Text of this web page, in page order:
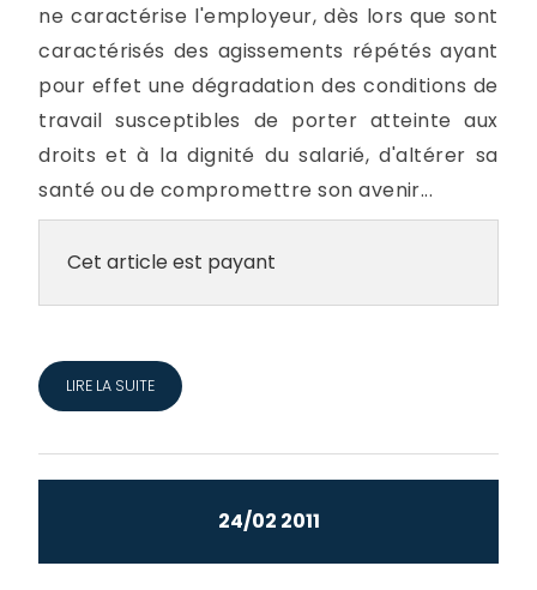
ne caractérise l'employeur, dès lors que sont
caractérisés des agissements répétés ayant
pour effet une dégradation des conditions de
travail susceptibles de porter atteinte aux
droits et à la dignité du salarié, d'altérer sa
santé ou de compromettre son avenir...
Cet article est payant
LIRE LA SUITE
24/02 2011